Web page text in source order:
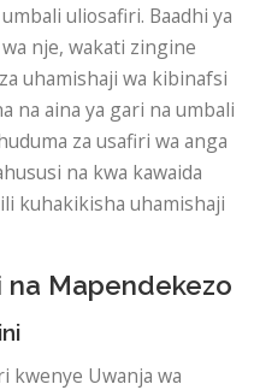
uliosafiri. Baadhi ya
nje, wakati zingine
uhamishaji wa kibinafsi
na aina ya gari na umbali
za usafiri wa anga
na kwa kawaida
kuhakikisha uhamishaji
na Mapendekezo
kwenye Uwanja wa